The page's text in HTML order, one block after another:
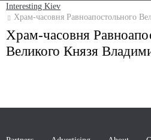
Interesting Kiev
Храм-часовня Равноапостольного
Храм-часовня
Великого Князя